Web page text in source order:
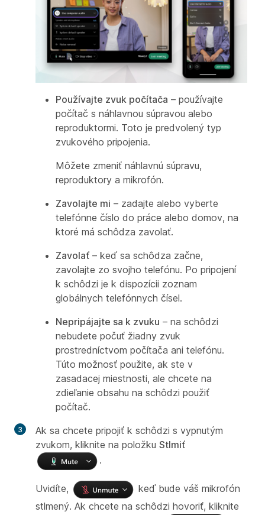
Používajte zvuk počítača – používajte
počítač s náhlavnou súpravou alebo
reproduktormi. Toto je predvolený typ
zvukového pripojenia.
Môžete zmeniť náhlavnú súpravu,
reproduktory a mikrofón.
Zavolajte mi – zadajte alebo vyberte
telefónne číslo do práce alebo domov, na
ktoré má schôdza zavolať.
Zavolať – keď sa schôdza začne,
zavolajte zo svojho telefónu. Po pripojení
k schôdzi je k dispozícii zoznam
globálnych telefónnych čísel.
Nepripájajte sa k zvuku – na schôdzi
nebudete počuť žiadny zvuk
prostredníctvom počítača ani telefónu.
Túto možnosť použite, ak ste v
zasadacej miestnosti, ale chcete na
zdieľanie obsahu na schôdzi použiť
počítač.
Ak sa chcete pripojiť k schôdzi s vypnutým
zvukom, kliknite na položku Stlmiť
.
Uvidíte,
keď bude váš mikrofón
stlmený. Ak chcete na schôdzi hovoriť, kliknite